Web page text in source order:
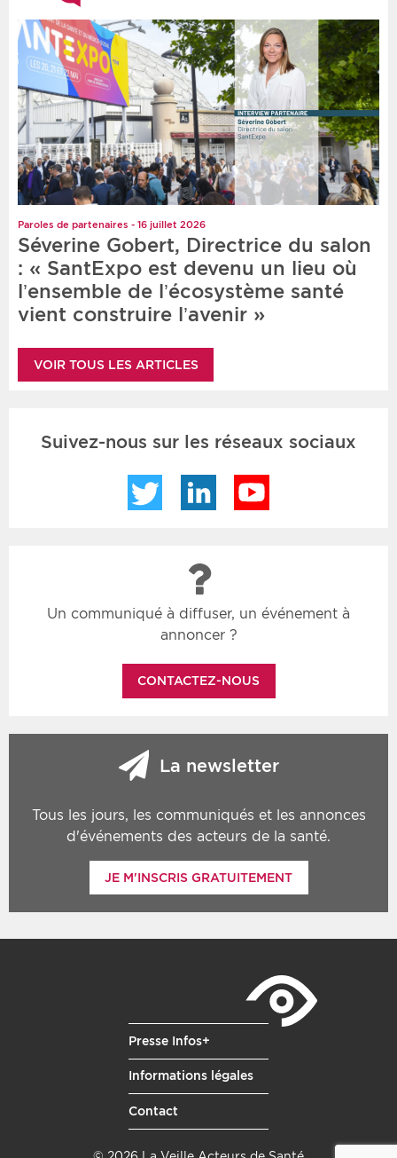
Paroles de partenaires - 16 juillet 2026
Séverine Gobert, Directrice du salon
: « SantExpo est devenu un lieu où
l’ensemble de l’écosystème santé
vient construire l’avenir »
VOIR TOUS LES ARTICLES
Suivez-nous sur les réseaux sociaux
Twitter LinkedIn
Un communiqué à diffuser, un événement à
annoncer ?
CONTACTEZ-NOUS
La newsletter
Tous les jours, les communiqués et les annonces
d'événements des acteurs de la santé.
JE M'INSCRIS GRATUITEMENT
Presse Infos+
Informations légales
Contact